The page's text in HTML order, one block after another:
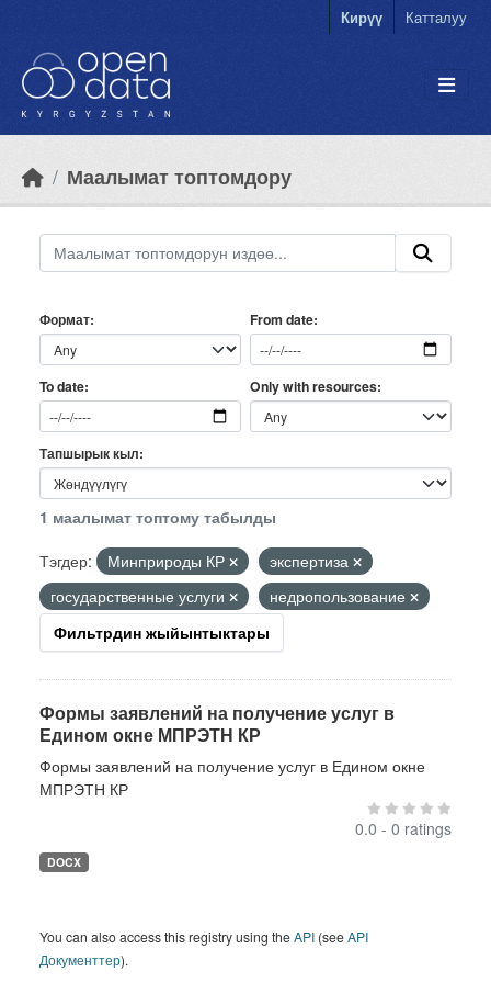
Кирүү Катталуу
Маалымат топтомдору
Формат From date
To date Only with resources
Тапшырык кыл
1 маалымат топтому табылды
Тэгдер:
Минприроды КР
экспертиза
государственные услуги
недропользование
Фильтрдин жыйынтыктары
Формы заявлений на получение услуг в
Едином окне МПРЭТН КР
Формы заявлений на получение услуг в Едином окне
МПРЭТН КР
0.0 - 0 ratings
DOCX
You can also access this registry using theAPI (seeAPI
Документтер).